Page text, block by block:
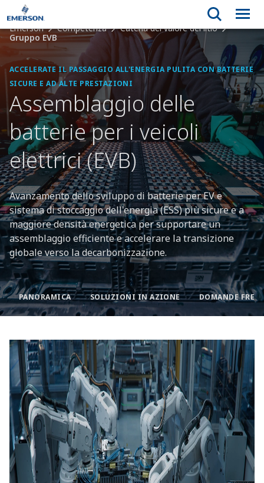
Emerson Competenza
Catena del valore del litio
Gruppo EVB
ACCELERATE IL PASSAGGIO ALL'ENERGIA PULITA CON BATTERIE
SICURE E AD ALTE PRESTAZIONI
Assemblaggio delle
batterie per i veicoli
elettrici (EVB)
Avanzamento dello sviluppo di batterie per EV e
sistema di stoccaggio dell'energia (ESS) più sicure e a
maggiore densità energetica per supportare un
assemblaggio efficiente e accelerare la transizione
globale verso la decarbonizzazione.
PANORAMICA SOLUZIONI IN AZIONE DOMANDE